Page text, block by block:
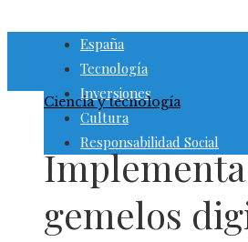
España
Tecnología
Inversiones
Cultura
Responsabilidad Social
Ciencia y tecnología
gemelos